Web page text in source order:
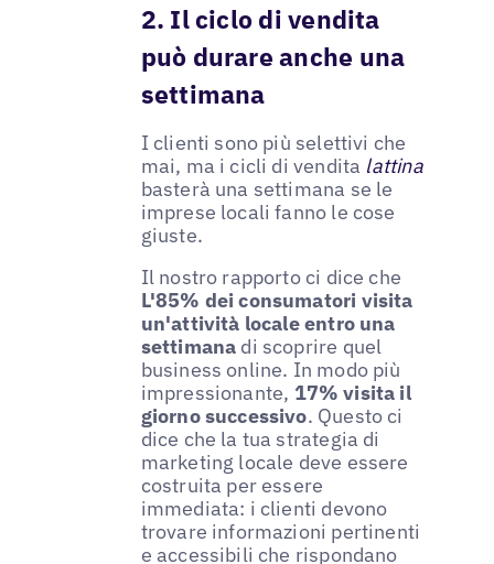
2. Il ciclo di vendita
può durare anche una
settimana
I clienti sono più selettivi che
mai, ma i cicli di vendita lattina
basterà una settimana se le
imprese locali fanno le cose
giuste.
Il nostro rapporto ci dice che
L'85% dei consumatori visita
un'attività locale entro una
settimana di scoprire quel
business online. In modo più
impressionante, 17% visita il
giorno successivo. Questo ci
dice che la tua strategia di
marketing locale deve essere
costruita per essere
immediata: i clienti devono
trovare informazioni pertinenti
e accessibili che rispondano